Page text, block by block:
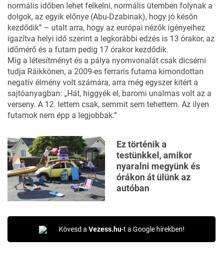
normális időben lehet felkelni, normális ütemben folynak a
dolgok, az egyik előnye (Abu-Dzabinak), hogy jó későn
kezdődik” – utalt arra, hogy az európai nézők igényeihez
igazítva helyi idő szerint a legkorábbi edzés is 13 órakor, az
időmérő és a futam pedig 17 órakor kezdődik.
Míg a létesítményt és a pálya nyomvonalát csak dicsérni
tudja Räikkönen, a 2009-es ferraris futama kimondottan
negatív élmény volt számára, arra még egyszer kitért a
sajtóanyagban: „Hát, higgyék el, baromi unalmas volt az a
verseny. A 12. lettem csak, semmit sem tehettem. Az ilyen
futamok nem épp a legjobbak.”
Ez történik a
testünkkel, amikor
nyaralni megyünk és
órákon át ülünk az
autóban
Kövesd a Vezess.hu-t a Google hírekben!